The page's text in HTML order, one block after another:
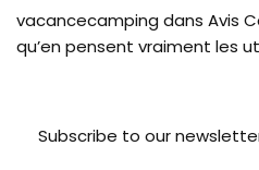
vacancecamping dans Avis
qu’en pensent vraiment les
Subscribe to our